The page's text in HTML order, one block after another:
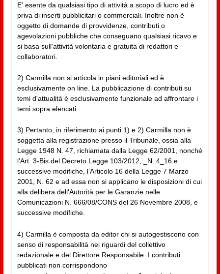
E' esente da qualsiasi tipo di attività a scopo di lucro ed è
priva di inserti pubblicitari o commerciali. Inoltre non è
oggetto di domande di provvidenze, contributi o
agevolazioni pubbliche che conseguano qualsiasi ricavo e
si basa sull'attività volontaria e gratuita di redattori e
collaboratori.
2) Carmilla non si articola in piani editoriali ed è
esclusivamente on line. La pubblicazione di contributi su
temi d'attualità è esclusivamente funzionale ad affrontare i
temi sopra elencati.
3) Pertanto, in riferimento ai punti 1) e 2) Carmilla non è
soggetta alla registrazione presso il Tribunale, ossia alla
Legge 1948 N. 47, richiamata dalla Legge 62/2001, nonché
l’Art. 3-Bis del Decreto Legge 103/2012, _N. 4_16 e
successive modifiche, l’Articolo 16 della Legge 7 Marzo
2001, N. 62 e ad essa non si applicano le disposizioni di cui
alla delibera dell'Autorità per le Garanzie nelle
Comunicazioni N. 666/08/CONS del 26 Novembre 2008, e
successive modifiche.
4) Carmilla è composta da editor chi si autogestiscono con
senso di responsabilità nei riguardi del collettivo
redazionale e del Direttore Responsabile. I contributi
pubblicati non corrispondono